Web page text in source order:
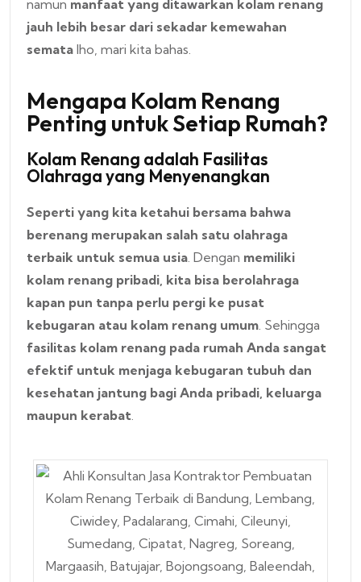
namun manfaat yang ditawarkan kolam renang
jauh lebih besar dari sekadar kemewahan
semata lho, mari kita bahas.
Mengapa Kolam Renang
Penting untuk Setiap Rumah?
Kolam Renang adalah Fasilitas
Olahraga yang Menyenangkan
Seperti yang kita ketahui bersama bahwa
berenang merupakan salah satu olahraga
terbaik untuk semua usia . Dengan memiliki
kolam renang pribadi, kita bisa berolahraga
kapan pun tanpa perlu pergi ke pusat
kebugaran atau kolam renang umum . Sehingga
fasilitas kolam renang pada rumah Anda sangat
efektif untuk menjaga kebugaran tubuh dan
kesehatan jantung bagi Anda pribadi, keluarga
maupun kerabat